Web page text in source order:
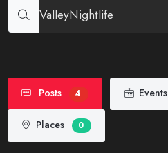
Posts 4 Events
Places 0